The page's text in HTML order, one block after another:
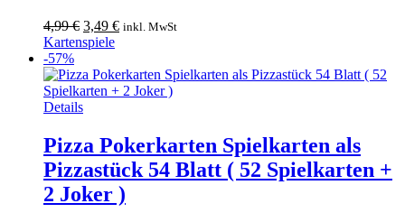
4,99€ Ursprünglicher
Preis
4,99 €
3,49 €Aktueller
3,49 €.
inkl. MwSt
Kartenspiele
-57%
Details
Pizza Pokerkarten Spielkarten als
Pizzastück 54 Blatt ( 52 Spielkarten +
2 Joker )